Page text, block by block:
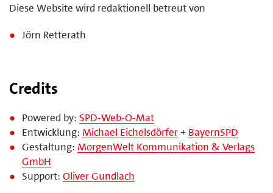
Diese Website wird redaktionell betreut von
Jörn Retterath
Credits
Powered by: SPD-Web-O-Mat
Entwicklung:Michael Eichelsdörfer+ BayernSPD
Gestaltung:MorgenWelt Kommunikation & Verlags
GmbH
Support:Oliver Gundlach